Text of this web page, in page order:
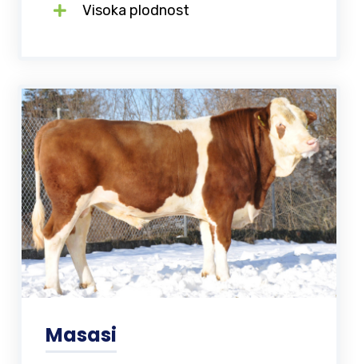
Visoka plodnost
Masasi